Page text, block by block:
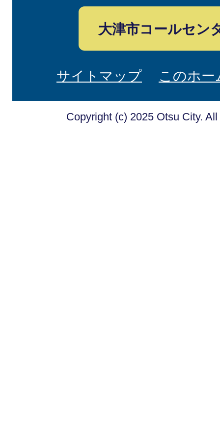
大津市コールセン
サイトマップ このホ
Copyright (c) 2025 Otsu City.